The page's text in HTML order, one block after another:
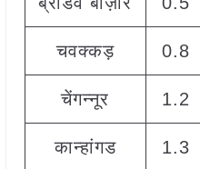
चवक्कड़ 0.8
चेंगन्नूर 1.2
कान्हांगड 1.3